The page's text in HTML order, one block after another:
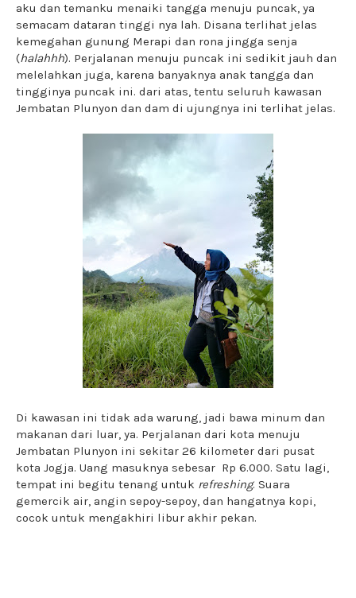
aku dan temanku menaiki tangga menuju puncak, ya
semacam dataran tinggi nya lah. Disana terlihat jelas
kemegahan gunung Merapi dan rona jingga senja
(halahhh). Perjalanan menuju puncak ini sedikit jauh dan
melelahkan juga, karena banyaknya anak tangga dan
tingginya puncak ini. dari atas, tentu seluruh kawasan
Jembatan Plunyon dan dam di ujungnya ini terlihat jelas.
Di kawasan ini tidak ada warung, jadi bawa minum dan
makanan dari luar, ya. Perjalanan dari kota menuju
Jembatan Plunyon ini sekitar 26 kilometer dari pusat
kota Jogja. Uang masuknya sebesar Rp 6.000. Satu lagi,
tempat ini begitu tenang untuk refreshing. Suara
gemercik air, angin sepoy-sepoy, dan hangatnya kopi,
cocok untuk mengakhiri libur akhir pekan.